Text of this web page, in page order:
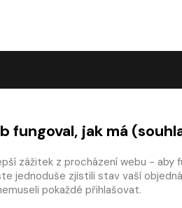
Časté
Platba
fungoval, jak má
zážitek z procházení webu - aby
jednoduše zjistili stav vaší
pokaždé přihlašovat.